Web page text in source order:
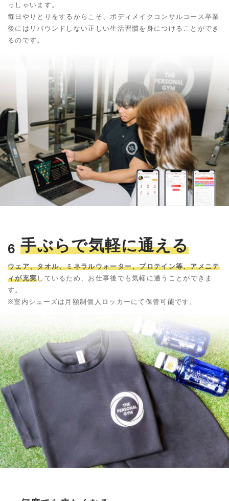
っしゃいます。
毎日やりとりをするからこそ、ボディメイクコンサルコース卒業
後にはリバウンドしない正しい生活習慣を身につけることができ
るのです。
6 手ぶらで気軽に通える
ウェア、タオル、ミネラルウォーター、プロテイン等、アメニテ
ィが充実しているため、お仕事後でも気軽に通うことができま
す。
※室内シューズは月額制個人ロッカーにて保管可能です。